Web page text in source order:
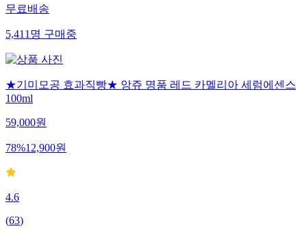
무료배송
5,411명구매중
★기미모공 효과직빵★ 앙쥬 명품 레드 카멜리아 세럼에센스
100ml
59,000원
78%12,900원
4.6
(63)